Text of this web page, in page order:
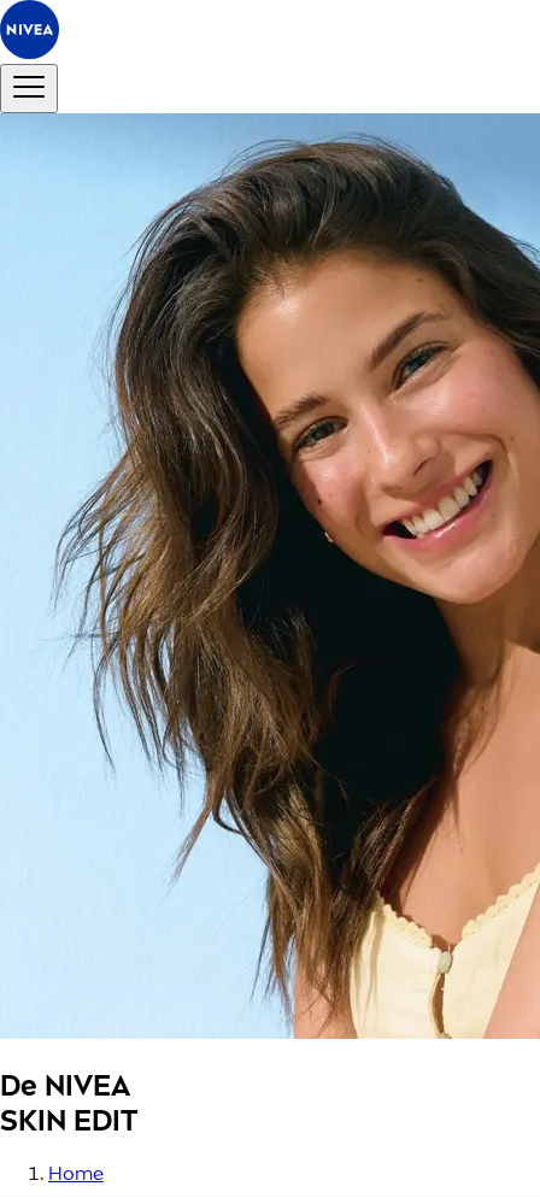
De NIVEA
SKIN EDIT
Home